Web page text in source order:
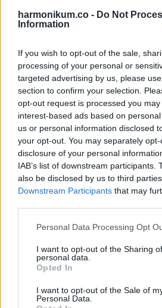
harmonikum.co - Do Not
Information
If you wish to opt-out of the sale,
processing of your personal or
targeted advertising by us, please
section to confirm your selection.
opt-out request is processed you
interest-based ads based on
us or personal information disclosed
your opt-out. You may separately
disclosure of your personal
IAB’s list of downstream participants.
also be disclosed by us to third
Downstream Participants that may
Please note that this website/app
not limited to your visit or usage
grant or deny consent to Google and
use your data for below specified
consent section.
Personal Data Processing Opt
I want to opt-out of the Sharing
personal data.
Opted In
I want to opt-out of the Sale of
Personal Data.
ÁLLATOK
13 olyan szokás, ami sok
jellemző,